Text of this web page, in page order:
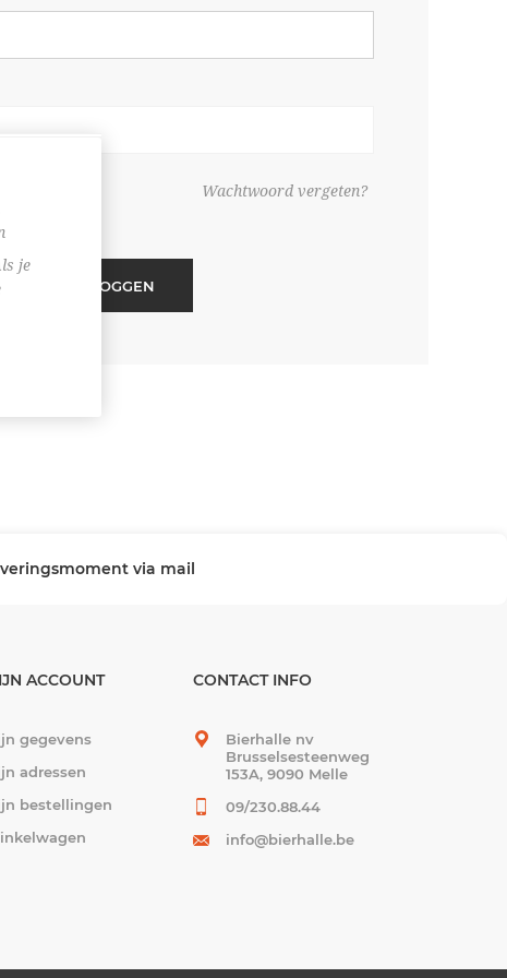
Wachtwoord vergeten?
INLOGGEN
via mail
ACCOUNT
gegevens
adressen
bestellingen
CONTACT INFO
Bierhalle nv
Brusselsesteenweg
153A, 9090 Melle
09/230.88.44
info@bierhalle.be
je